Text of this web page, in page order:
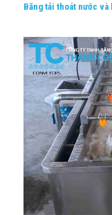
Băng tải thoát nước